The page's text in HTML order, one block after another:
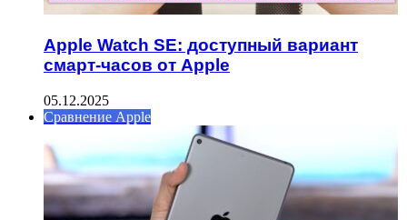
Apple Watch SE: доступный вариант
смарт-часов от Apple
05.12.2025
Сравнение Apple